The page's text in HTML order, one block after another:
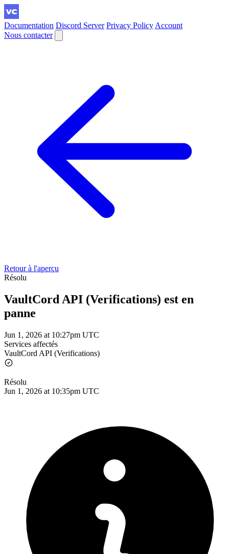
Documentation Discord Server Privacy Policy Account
Nous contacter
Retour à l'aperçu
Résolu
VaultCord API (Verifications) est en
panne
Jun 1, 2026 at 10:27pm UTC
Services affectés
VaultCord API (Verifications)
Résolu
Jun 1, 2026 at 10:35pm UTC